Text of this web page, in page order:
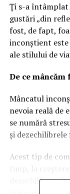
Ți s-a întâmplat
gustări „din
fost, de fapt,
inconștient
ale stilului de
De ce mâncăm
Mâncatul
nevoia reală de
se numără
și
Acest tip de
timp, la
dezechilibre